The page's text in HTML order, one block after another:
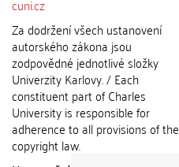
cuni.cz
Za dodržení všech ustanovení
autorského zákona jsou
zodpovědné jednotlivé složky
Univerzity Karlovy. / Each
constituent part of Charles
University is responsible for
adherence to all provisions of the
copyright law.